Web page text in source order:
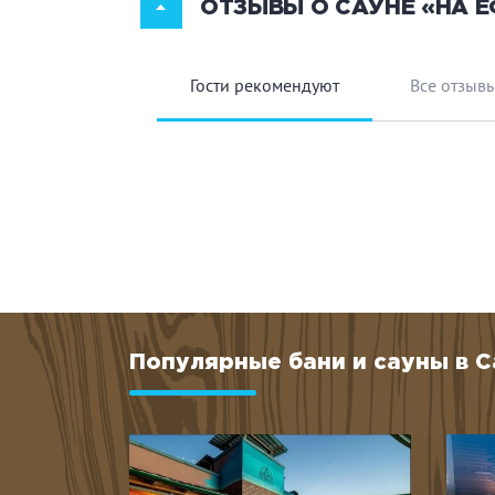
бритвенные принадлежности, расчёски). В
плавательные атрибуты и прочие игры не
ОТЗЫВЫ О САУНЕ «НА
Гости рекомендуют Все
Популярные бани и сауны в